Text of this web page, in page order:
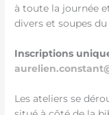
à toute la journée
divers et soupes
Inscriptions
Les ateliers se